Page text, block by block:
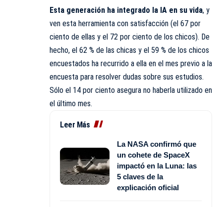
Esta generación ha integrado la IA en su vida, y
ven esta herramienta con satisfacción (el 67 por
ciento de ellas y el 72 por ciento de los chicos). De
hecho, el 62 % de las chicas y el 59 % de los chicos
encuestados ha recurrido a ella en el mes previo a la
encuesta para resolver dudas sobre sus estudios.
Sólo el 14 por ciento asegura no haberla utilizado en
el último mes.
Leer Más
La NASA confirmó que
un cohete de SpaceX
impactó en la Luna: las
5 claves de la
explicación oficial